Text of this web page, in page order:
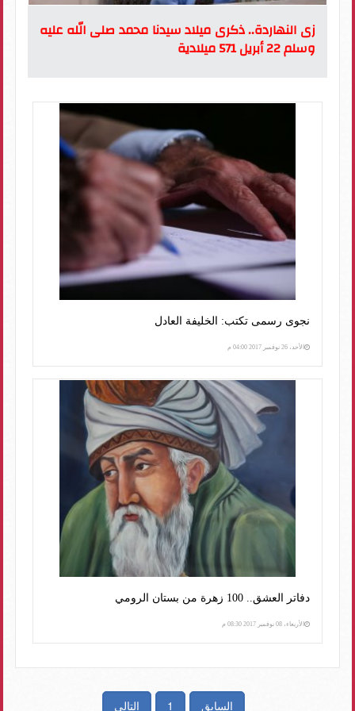
زى النهاردة.. ذكرى ميلاد سيدنا محمد صلى الله عليه
وسلم 22 أبريل 571 ميلادية
نجوى رسمى تكتب: الخليفة العادل
الأحد، 26 نوفمبر 2017 04:00 م
دفاتر العشق.. 100 زهرة من بستان الرومي
الأربعاء، 08 نوفمبر 2017 08:30 م
السابق 1 التالى